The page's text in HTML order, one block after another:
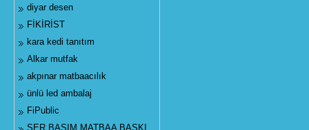
diyar desen
FİKİRİST
kara kedi tanıtım
Alkar mutfak
akpınar matbaacılık
ünlü led ambalaj
FiPublic
SER BASIM MATBAA BASKI